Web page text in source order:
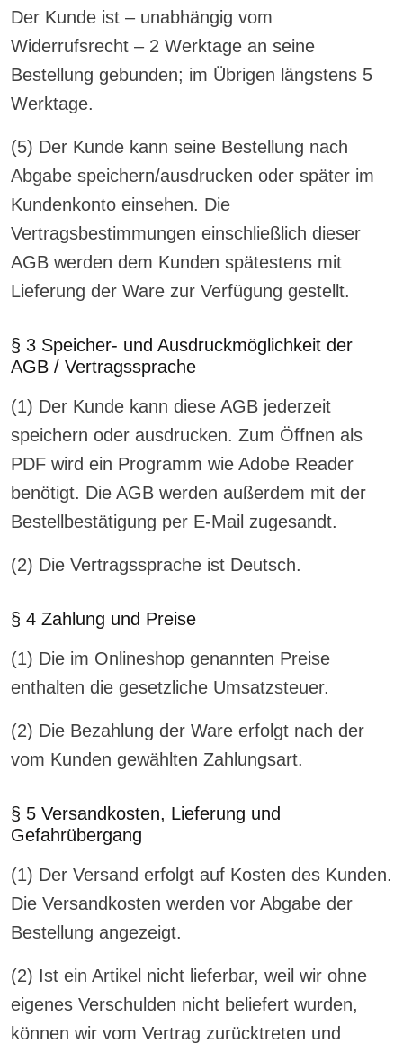
Der Kunde ist – unabhängig vom
Widerrufsrecht – 2 Werktage an seine
Bestellung gebunden; im Übrigen längstens 5
Werktage.
(5) Der Kunde kann seine Bestellung nach
Abgabe speichern/ausdrucken oder später im
Kundenkonto einsehen. Die
Vertragsbestimmungen einschließlich dieser
AGB werden dem Kunden spätestens mit
Lieferung der Ware zur Verfügung gestellt.
§ 3 Speicher- und Ausdruckmöglichkeit der
AGB / Vertragssprache
(1) Der Kunde kann diese AGB jederzeit
speichern oder ausdrucken. Zum Öffnen als
PDF wird ein Programm wie Adobe Reader
benötigt. Die AGB werden außerdem mit der
Bestellbestätigung per E-Mail zugesandt.
(2) Die Vertragssprache ist Deutsch.
§ 4 Zahlung und Preise
(1) Die im Onlineshop genannten Preise
enthalten die gesetzliche Umsatzsteuer.
(2) Die Bezahlung der Ware erfolgt nach der
vom Kunden gewählten Zahlungsart.
§ 5 Versandkosten, Lieferung und
Gefahrübergang
(1) Der Versand erfolgt auf Kosten des Kunden.
Die Versandkosten werden vor Abgabe der
Bestellung angezeigt.
(2) Ist ein Artikel nicht lieferbar, weil wir ohne
eigenes Verschulden nicht beliefert wurden,
können wir vom Vertrag zurücktreten und